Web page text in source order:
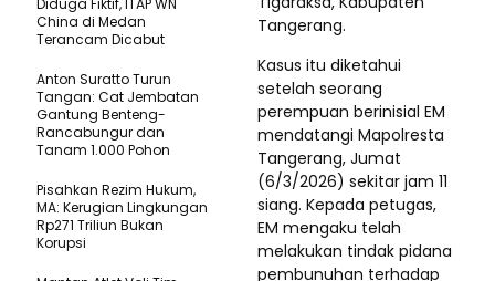
Tangerang.
Kasus itu diketahui
setelah seorang
perempuan berinisial EM
mendatangi Mapolresta
Tangerang, Jumat
(6/3/2026) sekitar jam 11
siang. Kepada petugas,
EM mengaku telah
melakukan tindak pidana
pembunuhan terhadap
China di Medan
Terancam Dicabut
Anton Suratto Turun
Tangan: Cat Jembatan
Gantung Benteng-
Rancabungur dan
Tanam 1.000 Pohon
Pisahkan Rezim Hukum,
MA: Kerugian Lingkungan
Rp271 Triliun Bukan
Korupsi